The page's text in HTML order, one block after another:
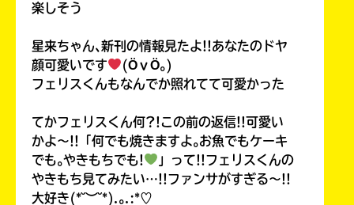
楽しそう
星来ちゃん､新刊の情報見たよ!!あなたのドヤ
顔可愛いです
(ӦｖӦ｡)
フェリスくんもなんでか照れてて可愛かった
てかフェリスくん何?!この前の返信!!可愛い
かよ〜!!「何でも焼きますよ｡お魚でもケーキ
でも｡やきもちでも!
」って!!フェリスくんの
やきもち見てみたい…!!ファンサがすぎる〜!!
大好き(*˘︶˘*).｡.:*♡